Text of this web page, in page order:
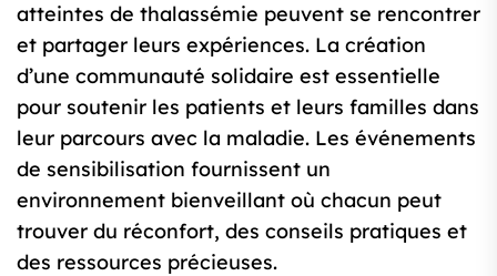
atteintes de thalassémie peuvent se rencontrer
et partager leurs expériences. La création
d’une communauté solidaire est essentielle
pour soutenir les patients et leurs familles dans
leur parcours avec la maladie. Les événements
de sensibilisation fournissent un
environnement bienveillant où chacun peut
trouver du réconfort, des conseils pratiques et
des ressources précieuses.